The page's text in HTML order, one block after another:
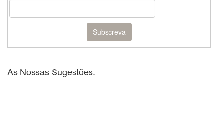
As Nossas Sugestões: